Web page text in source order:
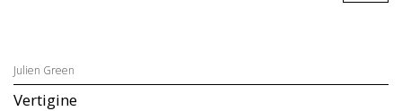
Julien Green
Vertigine